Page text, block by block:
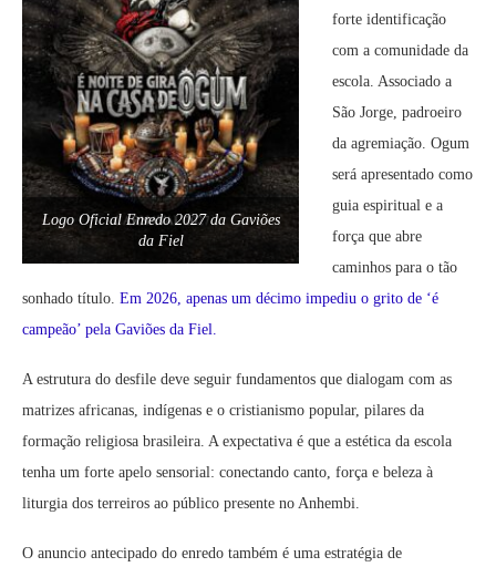
Logo Oficial Enredo 2027 da Gaviões
da Fiel
forte identificação
com a comunidade da
escola. Associado a
São Jorge, padroeiro
da agremiação. Ogum
será apresentado como
guia espiritual e a
força que abre
caminhos para o tão
sonhado título. Em 2026, apenas um décimo impediu o grito de ‘é
campeão’ pela Gaviões da Fiel.
A estrutura do desfile deve seguir fundamentos que dialogam com as
matrizes africanas, indígenas e o cristianismo popular, pilares da
formação religiosa brasileira. A expectativa é que a estética da escola
tenha um forte apelo sensorial: conectando canto, força e beleza à
liturgia dos terreiros ao público presente no Anhembi.
O anuncio antecipado do enredo também é uma estratégia de